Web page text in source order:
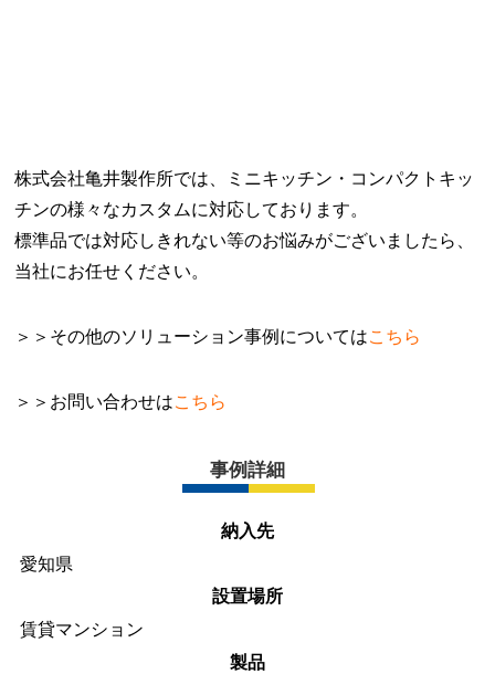
株式会社亀井製作所では、ミニキッチン・コンパクトキッ
チンの様々なカスタムに対応しております。
標準品では対応しきれない等のお悩みがございましたら、
当社にお任せください。
＞＞その他のソリューション事例についてはこちら
＞＞お問い合わせはこちら
事例詳細
納入先
愛知県
設置場所
賃貸マンション
製品